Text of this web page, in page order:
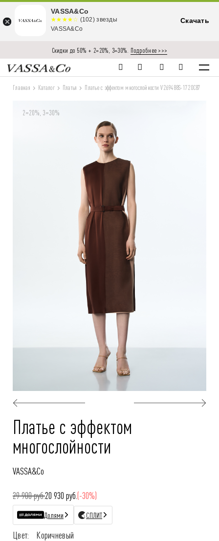
Скидки до 50% + 2=20%, 3=30%. Подробнее >>>
Главная Каталог Платья Платье с эффектом многослойности V269488S-1720C87
2=20%, 3=30%
Платье с эффектом
многослойности
VASSA&Co
29 900 руб.20 930 руб.(-30%)
Долями СПЛИТ
Цвет: Коричневый
VASSA&Co
☆☆☆☆☆
★★★★
★
(102) звезды
VASSA&Co
Скачать